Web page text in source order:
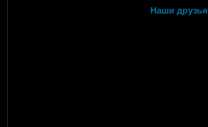
Наши друзья